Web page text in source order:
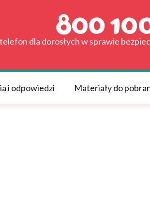
telefon dla dorosłych w sprawie
i odpowiedzi Materiały do